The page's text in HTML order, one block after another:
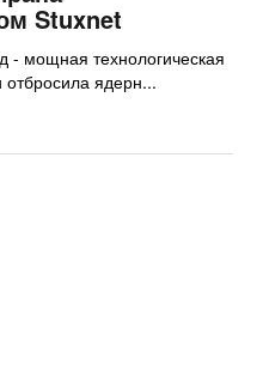
Stuxnet
- мощная технологическая
ядерн...